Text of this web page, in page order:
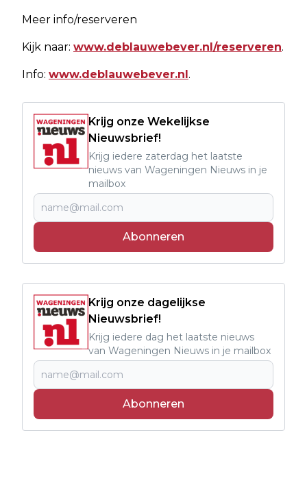
Meer info/reserveren
Kijk naar: www.deblauwebever.nl/reserveren.
Info: www.deblauwebever.nl .
Krijg onze Wekelijkse
Nieuwsbrief!
Krijg iedere zaterdag het laatste
nieuws van Wageningen Nieuws in je
mailbox
Abonneren
Krijg onze dagelijkse
Nieuwsbrief!
Krijg iedere dag het laatste nieuws
van Wageningen Nieuws in je mailbox
Abonneren